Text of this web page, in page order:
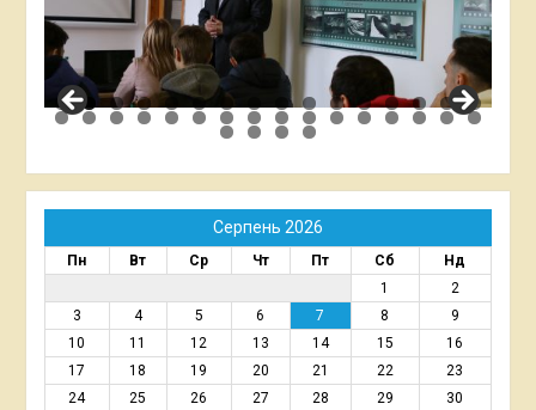
Серпень 2026
Пн Вт Ср Чт Пт Сб
Нд
1
2
3
4 5 6 7 8
9
10
11 12 13 14 15
16
17
18 19 20 21 22
23
24
25 26 27 28 29 30